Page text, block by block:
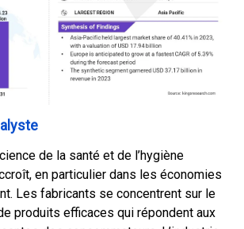
de la santé et de l’hygiène
en particulier dans les économies
Les fabricants se concentrent sur le
produits efficaces qui répondent aux